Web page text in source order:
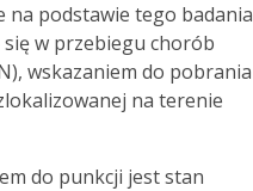
na podstawie tego badania
w przebiegu chorób
wskazaniem do pobrania
na terenie
do punkcji jest stan